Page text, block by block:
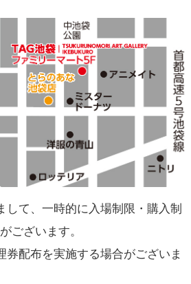
して、一時的に入場制限・購入制
ございます。
券配布を実施する場合がございま